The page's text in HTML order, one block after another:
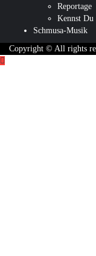
Reportage
Kennst Du
Schmusa-Musik
Copyright © All rights